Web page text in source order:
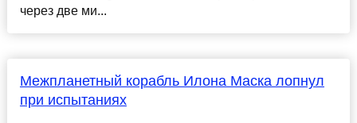
через две ми...
Межпланетный корабль Илона Маска лопнул
при испытаниях